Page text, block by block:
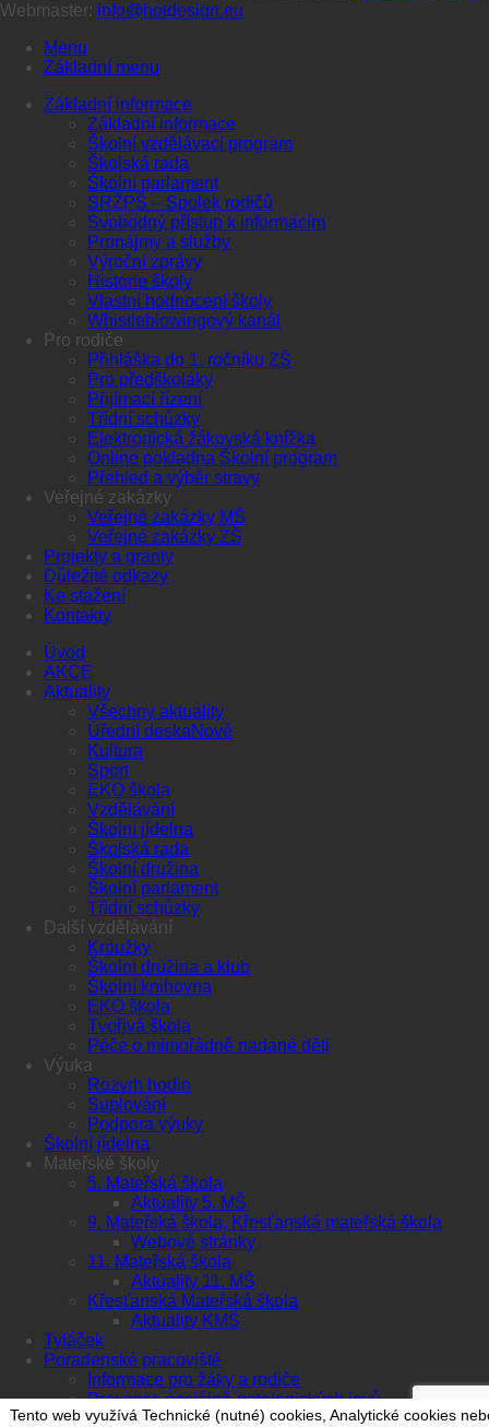
Webmaster: info@hotdesign.eu
Tento web využívá Technické (nutné) cookies, Analytické cookies
Menu
Základní menu
Základní informace
Základní informace
Školní vzdělávací program
Školská rada
Školní parlament
SRŽPŠ – Spolek rodičů
Svobodný přístup k informacím
Pronájmy a služby
Výroční zprávy
Historie školy
Vlastní hodnocení školy
Whistleblowingový kanál
Pro rodiče
Přihláška do 1. ročníku ZŠ
Pro předškoláky
Přijímací řízení
Třídní schůzky
Elektronická žákovská knížka
Online pokladna Školní program
Přehled a výběr stravy
Veřejné zakázky
Veřejné zakázky MŠ
Veřejné zakázky ZŠ
Projekty a granty
Důležité odkazy
Ke stažení
Kontakty
Úvod
AKCE
Aktuality
Všechny aktuality
Úřední deska
Kultura
Sport
EKO škola
Vzdělávání
Školní jídelna
Školská rada
Školní družina
Školní parlament
Třídní schůzky
Další vzdělávání
Kroužky
Školní družina a klub
Školní knihovna
EKO škola
Tvořivá škola
Péče o mimořádně nadané děti
Výuka
Rozvrh hodin
Suplování
Podpora výuky
Školní jídelna
Mateřské školy
5. Mateřská škola
Aktuality 5. MŠ
9. Mateřská škola, Křesťanská mateřská škola
Webové stránky
11. Mateřská škola
Aktuality 11. MŠ
Křesťanská Mateřská škola
Aktuality KMŠ
Tyláček
Poradenské pracoviště
Informace pro žáky a rodiče
Prevence sociálně-patologických jevů
Kariérové poradenství